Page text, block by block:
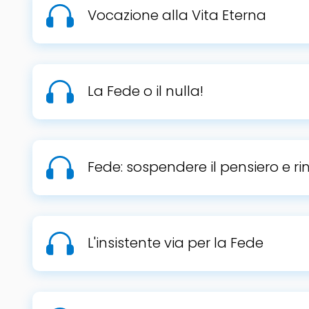
Vocazione alla Vita Eterna
La Fede o il nulla!
Fede: sospendere il pensiero e
L'insistente via per la Fede